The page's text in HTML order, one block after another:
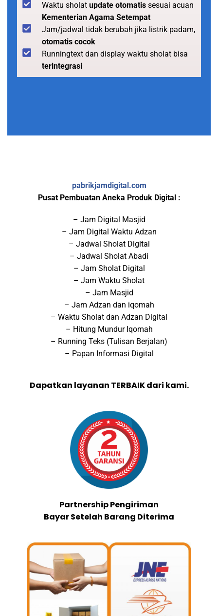
Waktu sholat update otomatis sesuai acuan
Kementerian Agama Setempat
Jam/jadwal tidak berubah jika listrik padam,
otomatis cocok
Runningtext dan display waktu sholat bisa
terintegrasi
pabrikjamdigital.com
Pusat Pembuatan Aneka Produk Digital :
– Jam Digital Masjid
– Jam Digital Waktu Adzan
– Jadwal Sholat Digital
– Jadwal Sholat Abadi
– Jam Sholat Digital
– Jam Waktu Sholat
– Jam Masjid
– Jam Adzan dan iqomah
– Waktu Sholat dan Adzan Digital
– Hitung Mundur Iqomah
– Running Teks (Tulisan Berjalan)
– Papan Informasi Digital
Dapatkan layanan TERBAIK dari kami.
Partnership Pengiriman
Bayar Setelah Barang Diterima